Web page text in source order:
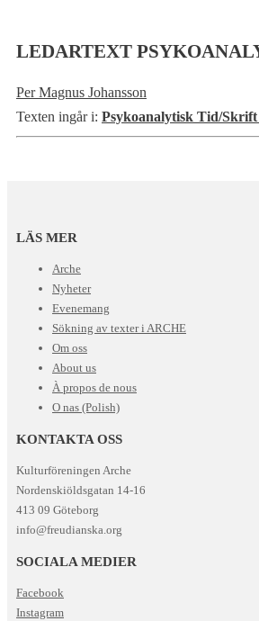
LEDARTEXT
Per Magnus Johansson
Texten ingår i: Psykoanalytisk Tid/Skrift
LÄS MER
Arche
Nyheter
Evenemang
Sökning av texter i ARCHE
Om oss
About us
À propos de nous
O nas (Polish)
KONTAKTA OSS
Kulturföreningen Arche
Nordenskiöldsgatan 14-16
413 09 Göteborg
info@freudianska.org
SOCIALA MEDIER
Facebook
Instagram